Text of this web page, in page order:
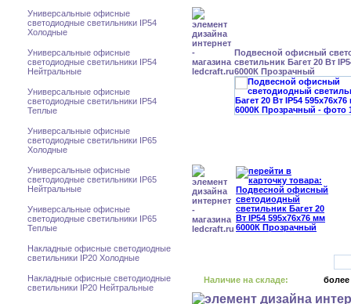
Универсальные офисные
светодиодные светильники IP54
Холодные
Универсальные офисные
светодиодные светильники IP54
Нейтральные
Универсальные офисные
светодиодные светильники IP54
Теплые
Универсальные офисные
светодиодные светильники IP65
Холодные
Универсальные офисные
светодиодные светильники IP65
Нейтральные
Универсальные офисные
светодиодные светильники IP65
Теплые
Накладные офисные светодиодные
светильники IP20 Холодные
Накладные офисные светодиодные
светильники IP20 Нейтральные
Подвесной офисный
светильник Багет 20 Вт
6000К Прозрачный
Наличие на складе: более